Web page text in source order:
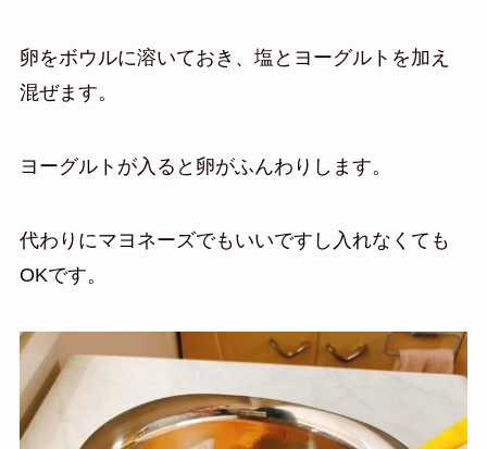
卵をボウルに溶いておき、塩とヨーグルトを加え
混ぜます。
ヨーグルトが入ると卵がふんわりします。
代わりにマヨネーズでもいいですし入れなくても
OKです。